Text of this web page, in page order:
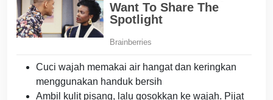
Cuci wajah memakai air hangat dan keringkan
menggunakan handuk bersih
Ambil kulit pisang, lalu gosokkan ke wajah. Pijat